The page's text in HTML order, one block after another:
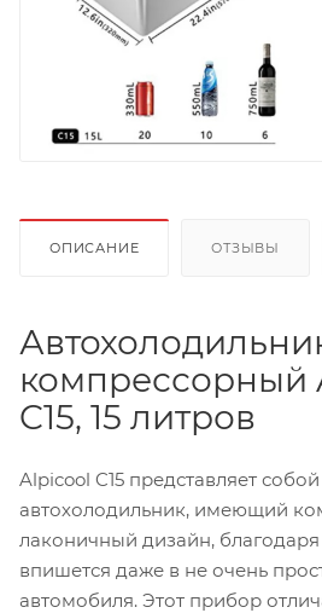
ОПИСАНИЕ ОТЗЫВЫ
компрессорный
C15, 15 литров
Alpicool C15 представляет
автохолодильник, имеющий
лаконичный дизайн,
впишется даже в не очень
автомобиля. Этот прибор